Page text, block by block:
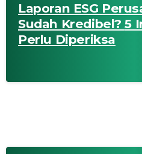
Laporan ESG
Sudah Kredibel? 5 Indikator yang
Perlu Diperiksa